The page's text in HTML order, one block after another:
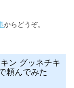
からどうぞ。
ン グッネチキ
頼んでみた